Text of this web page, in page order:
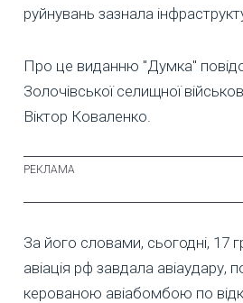
руйнувань зазнала
Про це виданню "Думка"
Золочівської селищної
Віктор Коваленко.
За його словами, сьогодні, 17
авіація рф завдала авіаудару,
керованою авіабомбою по